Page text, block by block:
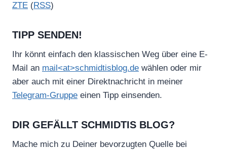
ZTE (RSS)
TIPP SENDEN!
Ihr könnt einfach den klassischen Weg über eine E-
Mail an mail<at>schmidtisblog.de wählen oder mir
aber auch mit einer Direktnachricht in meiner
Telegram-Gruppe einen Tipp einsenden.
DIR GEFÄLLT SCHMIDTIS BLOG?
Mache mich zu Deiner bevorzugten Quelle bei